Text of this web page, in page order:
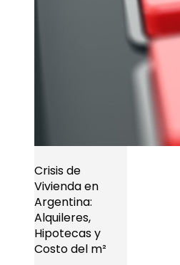
Crisis de
Vivienda en
Argentina:
Alquileres,
Hipotecas y
Costo del m²